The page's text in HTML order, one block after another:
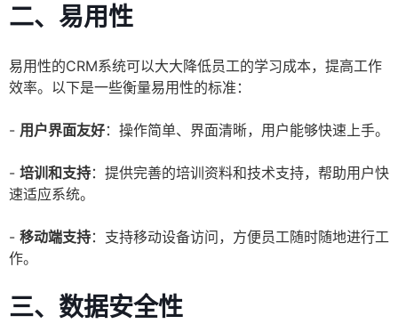
二、易用性
易用性的CRM系统可以大大降低员工的学习成本，提高工作
效率。以下是一些衡量易用性的标准：
- 用户界面友好：操作简单、界面清晰，用户能够快速上手。
- 培训和支持：提供完善的培训资料和技术支持，帮助用户快
速适应系统。
- 移动端支持：支持移动设备访问，方便员工随时随地进行工
作。
三、数据安全性